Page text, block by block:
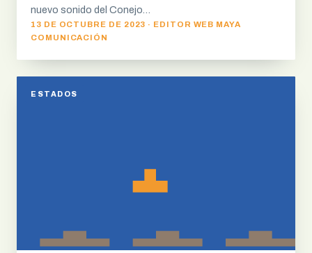
nuevo sonido del Conejo…
13 DE OCTUBRE DE 2023 · EDITOR WEB MAYA
COMUNICACIÓN
ESTADOS